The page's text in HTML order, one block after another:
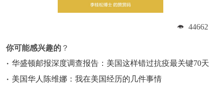
44662
你可能感兴趣的 ？
华盛顿邮报深度调查报告：美国这样错过抗疫最关键70天
美国华人陈维娜：我在美国经历的几件事情